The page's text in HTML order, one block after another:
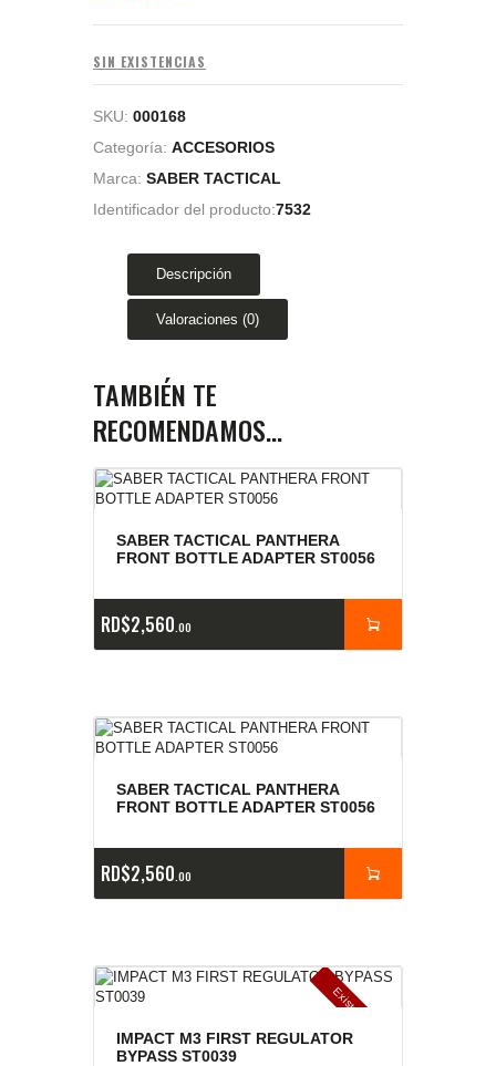
SIN EXISTENCIAS
SKU: 000168
Categoría: ACCESORIOS
Marca: SABER TACTICAL
Identificador del producto:7532
Descripción
Valoraciones (0)
TAMBIÉN TE
RECOMENDAMOS…
SABER TACTICAL PANTHERA
FRONT BOTTLE ADAPTER ST0056
RD$2,560 00
SABER TACTICAL PANTHERA
FRONT BOTTLE ADAPTER ST0056
RD$2,560 00
E
x
is
t
e
n
c
ia
s
a
g
o
t
a
d
a
s
IMPACT M3 FIRST REGULATOR
BYPASS ST0039